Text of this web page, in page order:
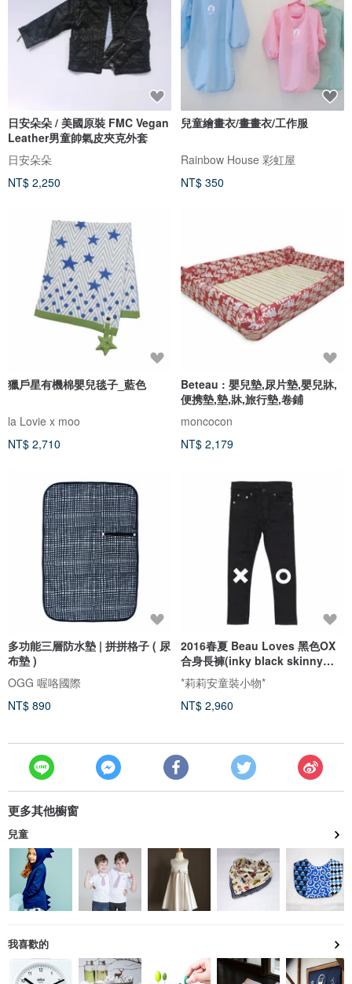
日安朵朵 / 美國原裝 FMC Vegan
Leather男童帥氣皮夾克外套
日安朵朵
NT$ 2,250
兒童繪畫衣/畫畫衣/工作服
Rainbow House 彩虹屋
NT$ 350
獵戶星有機棉嬰兒毯子_藍色
la Lovie x moo
NT$ 2,710
Beteau : 嬰兒墊,尿片墊,嬰兒牀,
便携墊,墊,牀,旅行墊,卷鋪
moncocon
NT$ 2,179
多功能三層防水墊 | 拼拼格子 ( 尿
布墊 )
OGG 喔咯國際
NT$ 890
2016春夏 Beau Loves 黑色OX
合身長褲(inky black skinny
Jeans)
*莉莉安童裝小物*
NT$ 2,960
更多其他櫥窗
兒童
我喜歡的